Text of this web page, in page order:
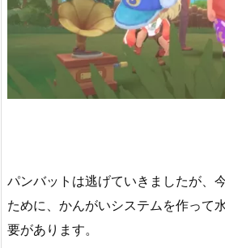
パンバットは逃げていきましたが、
ために、かんがいシステムを作って
要があります。